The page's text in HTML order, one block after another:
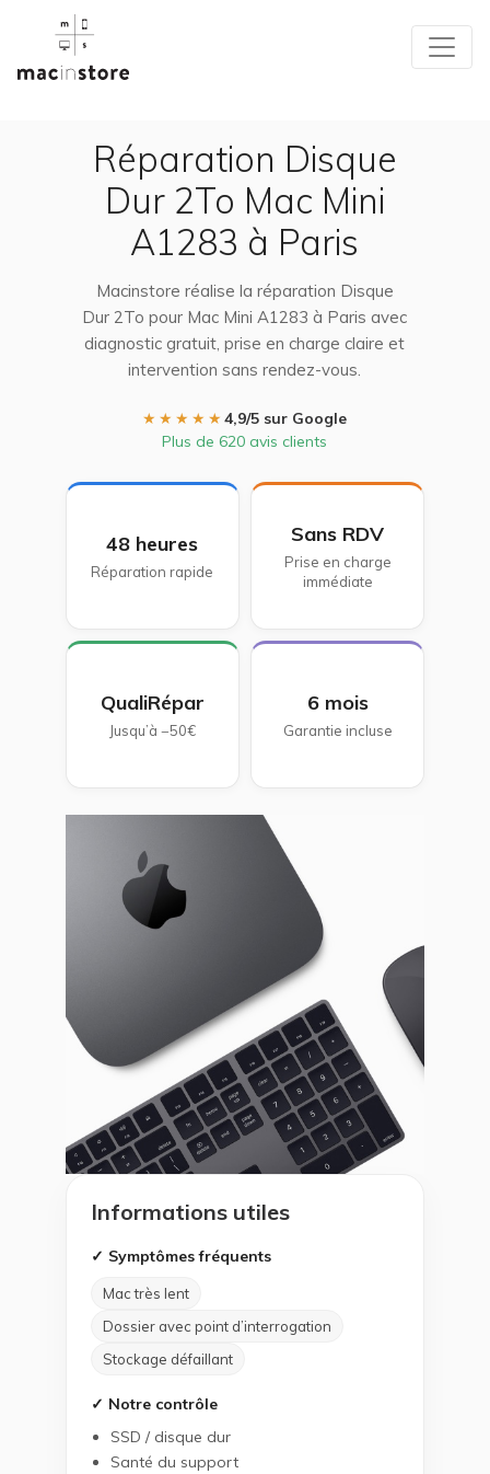
Réparation Disque
Dur 2To Mac Mini
A1283 à Paris
Macinstore réalise la réparation Disque
Dur 2To pour Mac Mini A1283 à Paris avec
diagnostic gratuit, prise en charge claire et
intervention sans rendez-vous.
★★★★★4,9/5 sur Google
Plus de 620 avis clients
48 heures
Réparation rapide
Sans RDV
Prise en charge
immédiate
QualiRépar
Jusqu’à −50€
6 mois
Garantie incluse
Informations utiles
✓ Symptômes fréquents
Mac très lent
Dossier avec point d’interrogation
Stockage défaillant
✓ Notre contrôle
SSD / disque dur
Santé du support